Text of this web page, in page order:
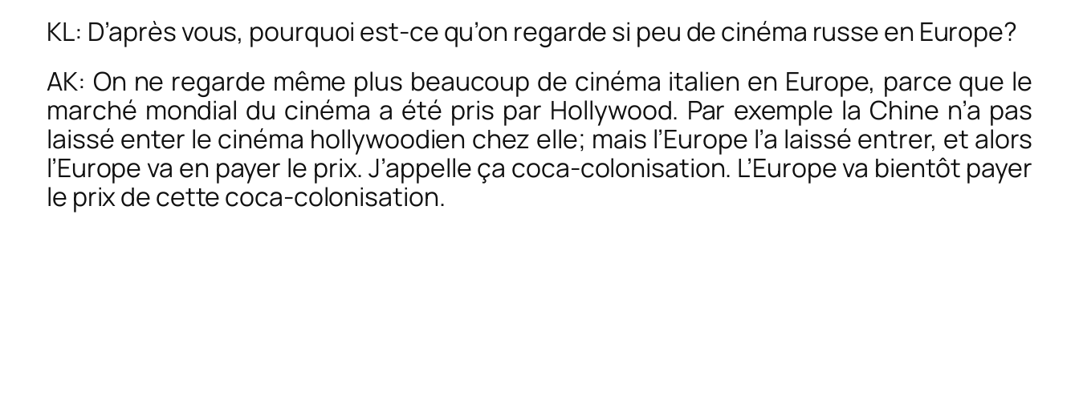
KL: D’après vous, pourquoi est-ce qu’on regarde si peu de cinéma russe en Europe?
AK: On ne regarde même plus beaucoup de cinéma italien en Europe, parce que le
marché mondial du cinéma a été pris par Hollywood. Par exemple la Chine n’a pas
laissé enter le cinéma hollywoodien chez elle; mais l’Europe l’a laissé entrer, et alors
l’Europe va en payer le prix. J’appelle ça coca-colonisation. L’Europe va bientôt payer
le prix de cette coca-colonisation.